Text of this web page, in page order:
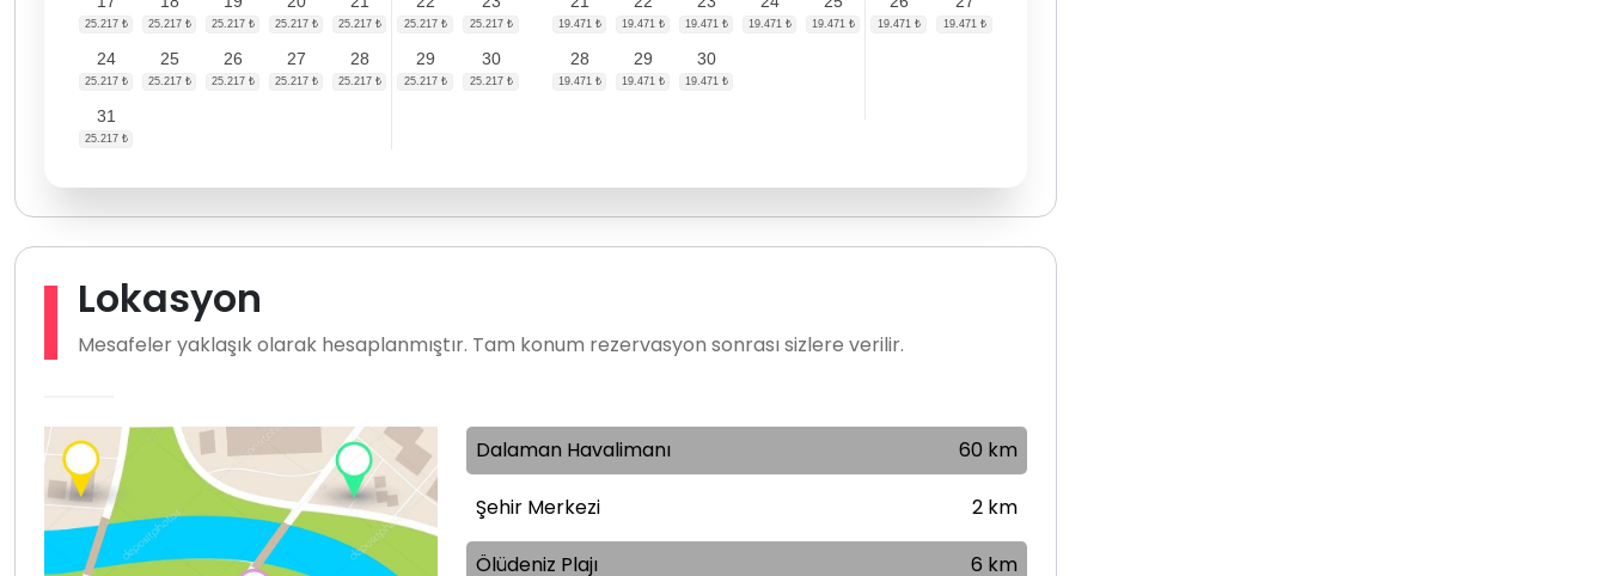
24 25 26 27 28 29 30
31
28 29 30
Lokasyon
Mesafeler yaklaşık olarak hesaplanmıştır. Tam konum rezervasyon sonrası sizlere verilir.
Dalaman Havalimanı 60 km
Şehir Merkezi 2 km
Ölüdeniz Plajı 6 km